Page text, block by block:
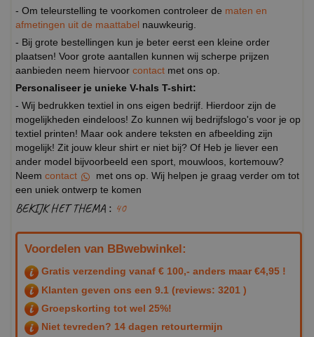
- Om teleurstelling te voorkomen controleer de maten en
afmetingen uit de maattabel nauwkeurig.
- Bij grote bestellingen kun je beter eerst een kleine order
plaatsen! Voor grote aantallen kunnen wij scherpe prijzen
aanbieden neem hiervoor contact met ons op.
Personaliseer je unieke V-hals T-shirt:
- Wij bedrukken textiel in ons eigen bedrijf. Hierdoor zijn de
mogelijkheden eindeloos! Zo kunnen wij bedrijfslogo's voor je op
textiel printen! Maar ook andere teksten en afbeelding zijn
mogelijk! Zit jouw kleur shirt er niet bij? Of Heb je liever een
ander model bijvoorbeeld een sport, mouwloos, kortemouw?
Neem contact
met ons op. Wij helpen je graag verder om tot
een uniek ontwerp te komen
BEKIJK HET THEMA : 40
Voordelen van BBwebwinkel:
Gratis verzending vanaf € 100,- anders maar €4,95 !
Klanten geven ons een 9.1 (reviews: 3201 )
Groepskorting tot wel 25%!
Niet tevreden? 14 dagen retourtermijn